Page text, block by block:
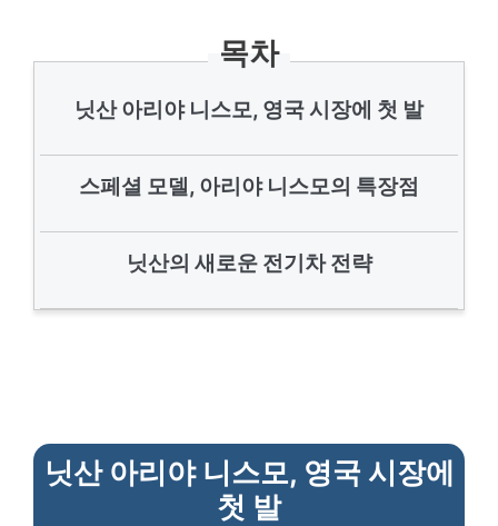
목차
닛산 아리야 니스모, 영국 시장에 첫 발
스페셜 모델, 아리야 니스모의 특장점
닛산의 새로운 전기차 전략
닛산 아리야 니스모, 영국 시장에
첫 발